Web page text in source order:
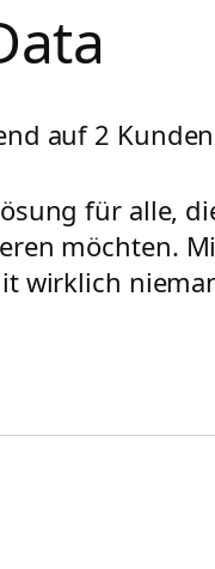
auf 2
für alle,
möchten.
wirklich